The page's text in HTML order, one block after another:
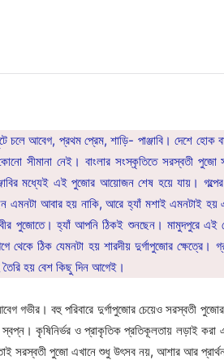
চলে আবেগ, প্রথম প্রেম, শাড়ি- পাঞ্জাবি। দেশে
সীমানা নেই। বাংলার সংস্কৃতিতে সরস্বতী পুজো
মধ্যেই এই পুজোর আয়োজন শেষ হয়ে যায়।
এমনটা আবার হয় নাকি, আরে হ্যাঁ মশাই এমনটাই হয়
পুজোতে। হ্যাঁ আপনি ঠিকই শুনছেন। মামুদপুরে এই
ঠিক যেমনটা হয় শারদীয় দুর্গাপুজোর ক্ষেত্রে।
হয় বেশ কিছু দিন আগেই।
গভীর। বহু পরিবারে দুর্গাপুজোর চেয়েও সরস্বতী
স্বপ্ন। কৃষিনির্ভর ও প্রাকৃতিক প্রতিকূলতায় লড়াই করা
সরস্বতী পুজো এখানে শুধু উৎসব নয়, আশার আর